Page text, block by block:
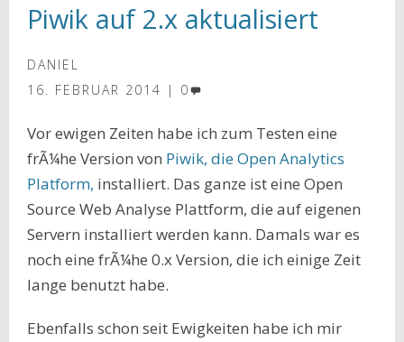
Piwik auf 2.x aktualisiert
DANIEL
16. FEBRUAR 2014
0
Vor ewigen Zeiten habe ich zum Testen eine
frÃ¼he Version von Piwik, die Open Analytics
Platform, installiert. Das ganze ist eine Open
Source Web Analyse Plattform, die auf eigenen
Servern installiert werden kann. Damals war es
noch eine frÃ¼he 0.x Version, die ich einige Zeit
lange benutzt habe.
Ebenfalls schon seit Ewigkeiten habe ich mir